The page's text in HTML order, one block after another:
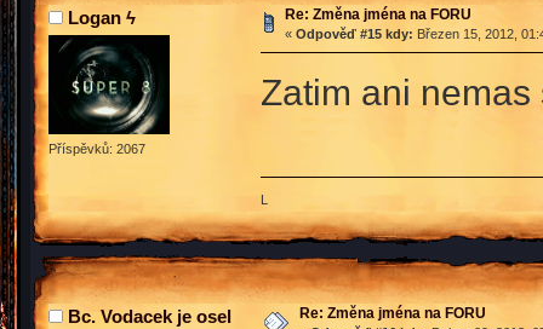
Logan ϟ
Příspěvků: 2067
Re: Změna jména na FORU
« Odpověď #15 kdy: Březen 15, 2012,
Zatim ani
L
Bc. Vodacek je osel Re: Změna jména na FORU